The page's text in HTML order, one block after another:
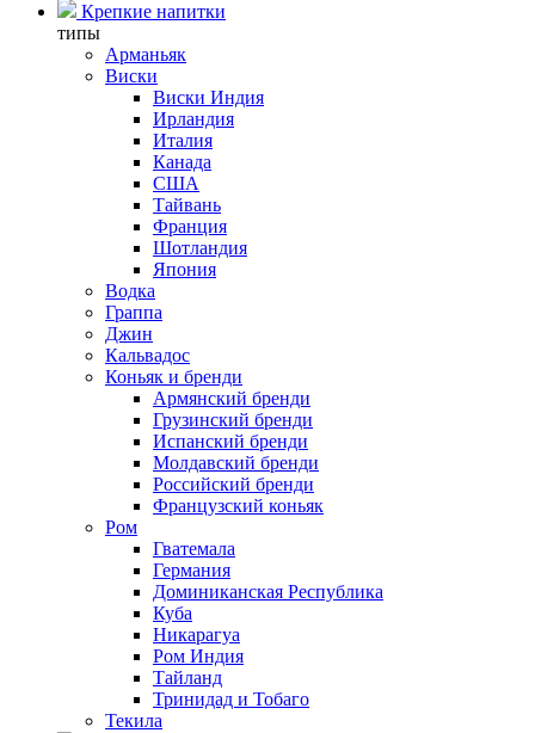
Крепкие напитки
типы
Арманьяк
Виски
Виски Индия
Ирландия
Италия
Канада
США
Тайвань
Франция
Шотландия
Япония
Водка
Граппа
Джин
Кальвадос
Коньяк и бренди
Армянский бренди
Грузинский бренди
Испанский бренди
Молдавский бренди
Российский бренди
Французский коньяк
Ром
Гватемала
Германия
Доминиканская Республика
Куба
Никарагуа
Ром Индия
Тайланд
Тринидад и Тобаго
Текила